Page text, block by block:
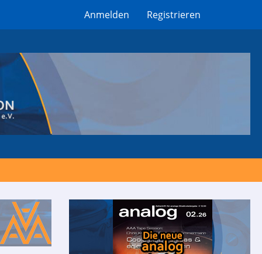
Anmelden Registrieren